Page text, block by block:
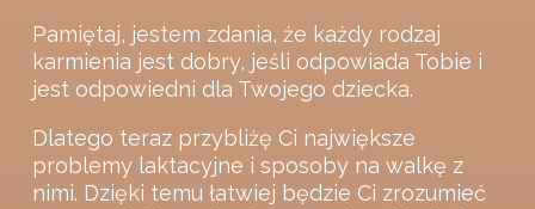
Pamiętaj, jestem zdania, że każdy rodzaj
karmienia jest dobry, jeśli odpowiada Tobie i
jest odpowiedni dla Twojego dziecka.
Dlatego teraz przybliżę Ci największe
problemy laktacyjne i sposoby na walkę z
nimi. Dzięki temu łatwiej będzie Ci zrozumieć